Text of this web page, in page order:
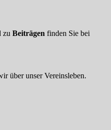
zu Beiträgen finden Sie bei
über unser Vereinsleben.